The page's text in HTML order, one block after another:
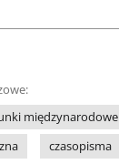
międzynarodowe
czasopisma